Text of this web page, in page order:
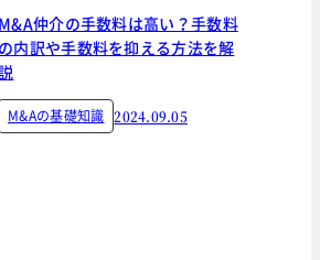
M&A仲介の手数料は高い？手数料
の内訳や手数料を抑える方法を解
M&Aの基礎知識 2024.09.05